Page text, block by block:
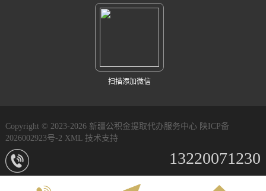
扫描添加微信
Copyright © 2023-2026 新疆公积金提取代办服务中心 陕ICP备
2026002923号-2 XML 技术支持
13220071230